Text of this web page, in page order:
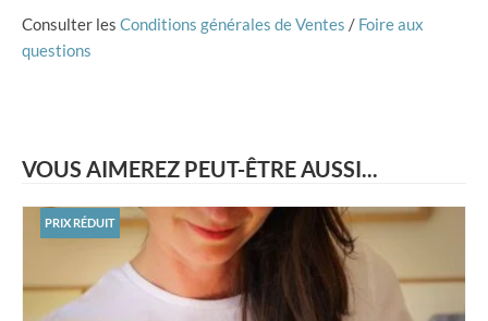
Consulter les Conditions générales de Ventes / Foire aux
questions
VOUS AIMEREZ PEUT-ÊTRE AUSSI...
PRIX RÉDUIT